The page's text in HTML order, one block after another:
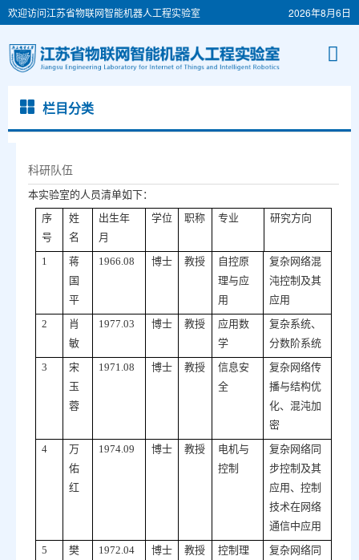
欢迎访问江苏省物联网智能机器人工程实验室 2026年8月6日
栏目分类
科研队伍
本实验室的人员清单如下：
序
号
姓
名
出生年
月
学位 职称 专业 研究方向
1
蒋
国
平
1966.08 博士 教授
自控原
理与应
用
复杂网络混
沌控制及其
应用
2
肖
敏
1977.03 博士 教授
应用数
学
复杂系统、
分数阶系统
3
宋
玉
蓉
1971.08 博士 教授
信息安
全
复杂网络传
播与结构优
化、混沌加
密
4
万
佑
红
1974.09 博士 教授
电机与
控制
复杂网络同
步控制及其
应用、控制
技术在网络
通信中应用
5
樊
1972.04 博士 教授
控制理
复杂网络同